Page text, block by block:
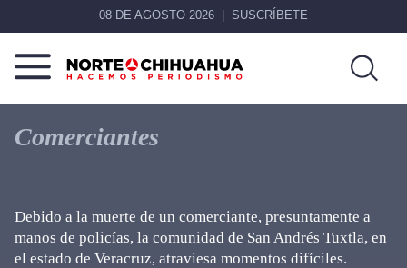
08 DE AGOSTO 2026 SUSCRÍBETE
Norte
Chihuahua
Más
que
noticias,
Comerciantes
Debido a la muerte de un comerciante, presuntamente a
manos de policías, la comunidad de San Andrés Tuxtla, en
el estado de Veracruz, atraviesa momentos difíciles.